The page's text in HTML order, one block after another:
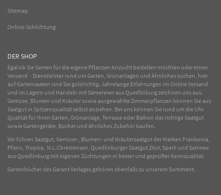
Sitemap
Online-Schlichtung
DER SHOP
Egal ob Sie Samen für die eigene Pflanzen Anzucht bestellen möchten oder einen
Versand - Dienstleister rund um Garten, Grünanlagen und Ähnliches suchen, hier
auf Gartensaaten sind Sie goldrichtig. Jahrelange Erfahrungen im OnlineVersand
und im Lagern und Handeln mit Sämereien aus Quedlinburg zeichnen uns aus.
Gemüse, Blumen und Kräuter sowie ausgewählteZimmerpflanzen können Sie aus
Saatgut in Spitzenqualität selbst anziehen. Bei uns können Sie rund um die Uhr
Qualität für Ihren Garten, Grünanlage, Terrasse oder Balkon das richtige Saatgut
sowie Gartengeräte, Bücher und ähnliches Zubehör kaufen.
Wir führen Saatgut, Gemüse-, Blumen- und Kräutersaatgut der Marken Frankonia,
Pfann, Tropica, N.L.Chrestensen, Quedlinburger Saatgut,Dürr, Sperli und Satimex
aus Quedlinburg mit eigenen Züchtungen in bester und geprüfter Keimqualität.
Gartenbücher des Garant Verlages gehören ebenfalls zu unserem Sortiment.